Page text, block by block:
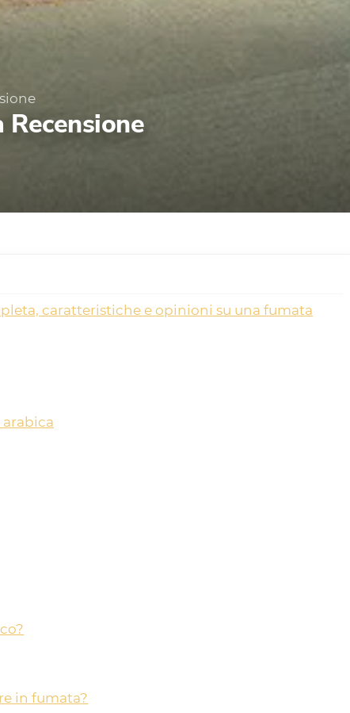
caratteristiche e opinioni su una fumata
arabica
in fumata?